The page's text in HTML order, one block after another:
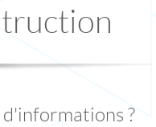
d'informations ?